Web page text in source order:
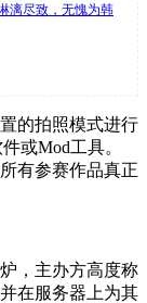
漓尽致，无愧为韩
的拍照模式进行
或Mod工具。
有参赛作品真正
，主办方高度称
在服务器上为其